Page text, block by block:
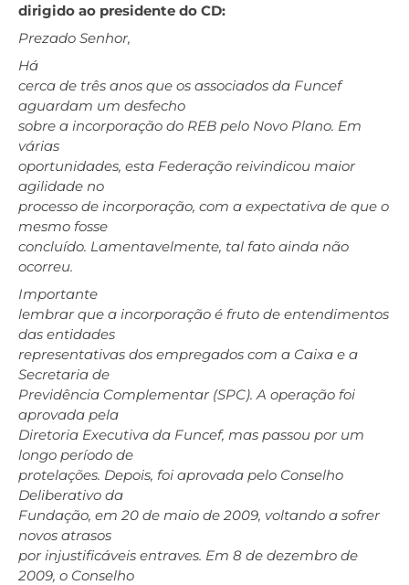
dirigido ao presidente do CD:
Prezado Senhor,
Há
cerca de três anos que os associados da Funcef
aguardam um desfecho
sobre a incorporação do REB pelo Novo Plano. Em
várias
oportunidades, esta Federação reivindicou maior
agilidade no
processo de incorporação, com a expectativa de que o
mesmo fosse
concluído. Lamentavelmente, tal fato ainda não
ocorreu.
Importante
lembrar que a incorporação é fruto de entendimentos
das entidades
representativas dos empregados com a Caixa e a
Secretaria de
Previdência Complementar (SPC). A operação foi
aprovada pela
Diretoria Executiva da Funcef, mas passou por um
longo período de
protelações. Depois, foi aprovada pelo Conselho
Deliberativo da
Fundação, em 20 de maio de 2009, voltando a sofrer
novos atrasos
por injustificáveis entraves. Em 8 de dezembro de
2009, o Conselho